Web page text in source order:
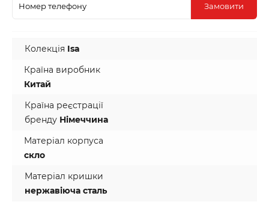
Замовити
Колекція Isa
Країна виробник
Китай
Країна реєстрації
бренду Німеччина
Матеріал корпуса
скло
Матеріал кришки
нержавіюча сталь